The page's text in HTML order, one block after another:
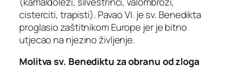
cisterciti, trapisti). Pavao VI. je sv. Benedikta
proglasio zaštitnikom Europe jer je bitno
utjecao na njezino življenje.
Molitva sv. Benediktu za obranu od zloga